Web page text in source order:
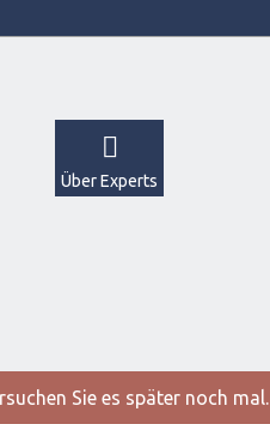
Über Experts
Sie es später noch mal.